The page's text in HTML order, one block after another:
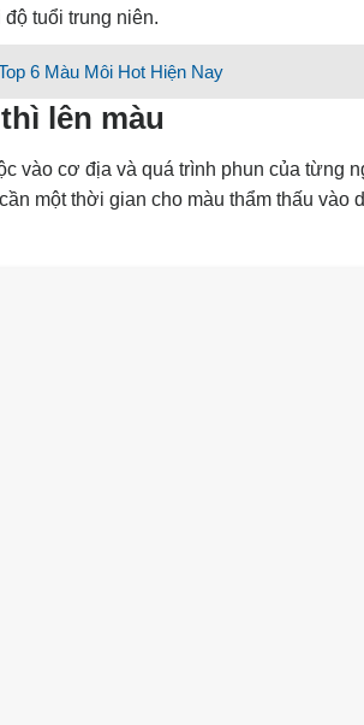
tuổi trung niên.
6 Màu Môi Hot Hiện Nay
lên màu
vào cơ địa và quá trình phun của từng
một thời gian cho màu thẩm thấu vào